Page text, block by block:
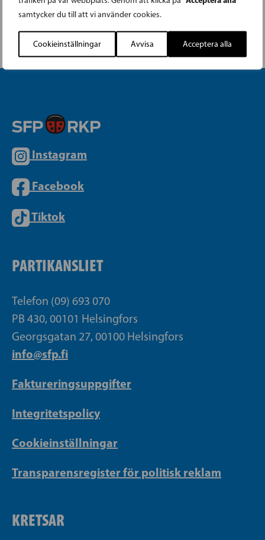
samtycker du till att vi använder cookies.
Cookieinställningar Avvisa Acceptera alla
Nylands välfärdsområde.
Instagram
Facebook
Tiktok
PARTIKANSLIET
Telefon (09) 693 070
PB 430, 00101 Helsingfors
Georgsgatan 27, 00100 Helsingfors
info@sfp.fi
Faktureringsuppgifter
Integritetspolicy
Cookieinställningar
Transparensregister för politisk reklam
KRETSAR